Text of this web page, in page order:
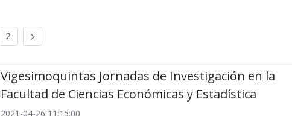
2
Vigesimoquintas Jornadas de Investigación en la
Facultad de Ciencias Económicas y Estadística
2021-04-26 11:15:00